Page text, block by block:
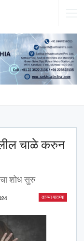
चाळे करुन
शोध सुरु
ताज्या बातम्या